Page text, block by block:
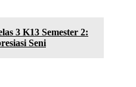
3 K13 Semester 2:
Seni